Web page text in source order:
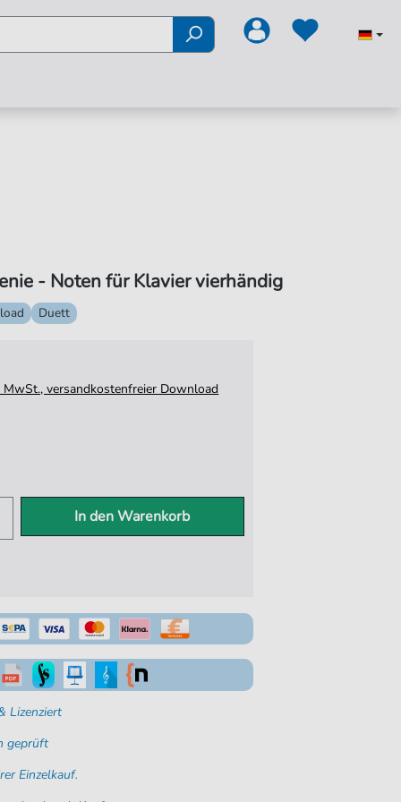
- Noten für Klavier vierhändig
Duett
MwSt., versandkostenfreier Download
In den Warenkorb
Lizenziert
geprüft
Einzelkauf.